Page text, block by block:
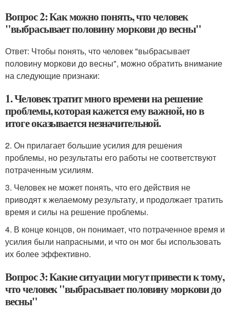
Вопрос 2: Как можно понять, что человек
"выбрасывает половину моркови до весны"
Ответ: Чтобы понять, что человек "выбрасывает
половину моркови до весны", можно обратить внимание
на следующие признаки:
1. Человек тратит много времени на решение
проблемы, которая кажется ему важной, но в
итоге оказывается незначительной.
2. Он прилагает большие усилия для решения
проблемы, но результаты его работы не соответствуют
потраченным усилиям.
3. Человек не может понять, что его действия не
приводят к желаемому результату, и продолжает тратить
время и силы на решение проблемы.
4. В конце концов, он понимает, что потраченное время и
усилия были напрасными, и что он мог бы использовать
их более эффективно.
Вопрос 3: Какие ситуации могут привести к тому,
что человек "выбрасывает половину моркови до
весны"